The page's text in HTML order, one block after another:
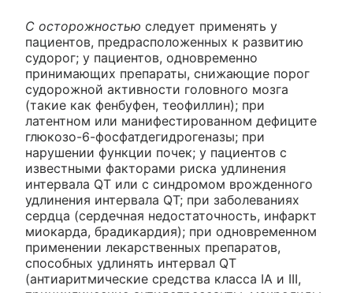
С осторожностью следует применять у
пациентов, предрасположенных к развитию
судорог; у пациентов, одновременно
принимающих препараты, снижающие порог
судорожной активности головного мозга
(такие как фенбуфен, теофиллин); при
латентном или манифестированном дефиците
глюкозо-6-фосфатдегидрогеназы; при
нарушении функции почек; у пациентов с
известными факторами риска удлинения
интервала QT или с синдромом врожденного
удлинения интервала QT; при заболеваниях
сердца (сердечная недостаточность, инфаркт
миокарда, брадикардия); при одновременном
применении лекарственных препаратов,
способных удлинять интервал QT
(антиаритмические средства класса IA и III,